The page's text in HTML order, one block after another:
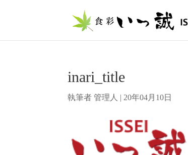
inari_title
執筆者管理人 | 20年04月10日